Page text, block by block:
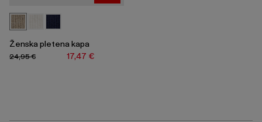
Ženska pletena kapa
17,47 €
24,95 €